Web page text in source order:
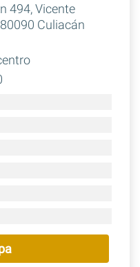
494, Vicente
Culiacán